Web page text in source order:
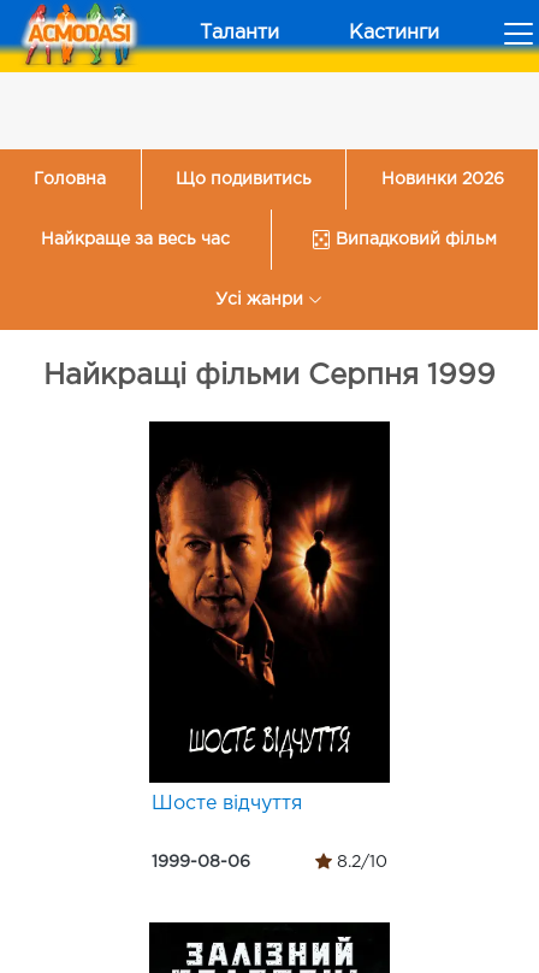
Таланти Кастинги
Головна Що подивитись Новинки 2026
Найкраще за весь час Випадковий фільм
Усі жанри
Найкращі фільми Серпня 1999
Шосте відчуття
1999-08-06 8.2/10